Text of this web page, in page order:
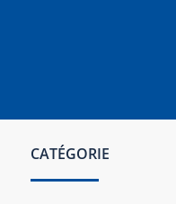
CATÉGORIE